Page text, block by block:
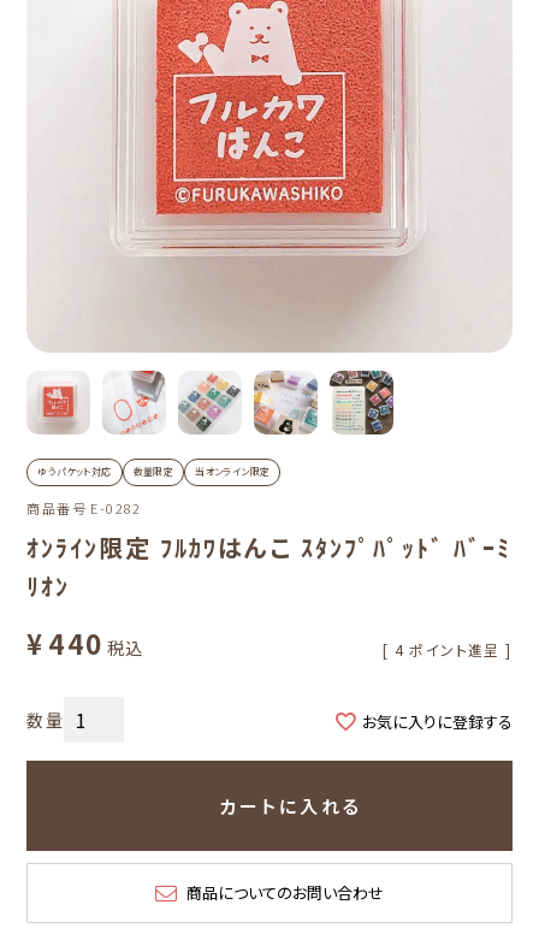
ゆうパケット対応 数量限定 当オンライン限定
商品番号 E-0282
ｵﾝﾗｲﾝ限定 ﾌﾙｶﾜはんこ ｽﾀﾝﾌﾟﾊﾟｯﾄﾞ ﾊﾞｰﾐ
ﾘｵﾝ
¥440 税込 [ 4 ポイント進呈 ]
お気に入りに登録する
カートに入れる
商品についてのお問い合わせ